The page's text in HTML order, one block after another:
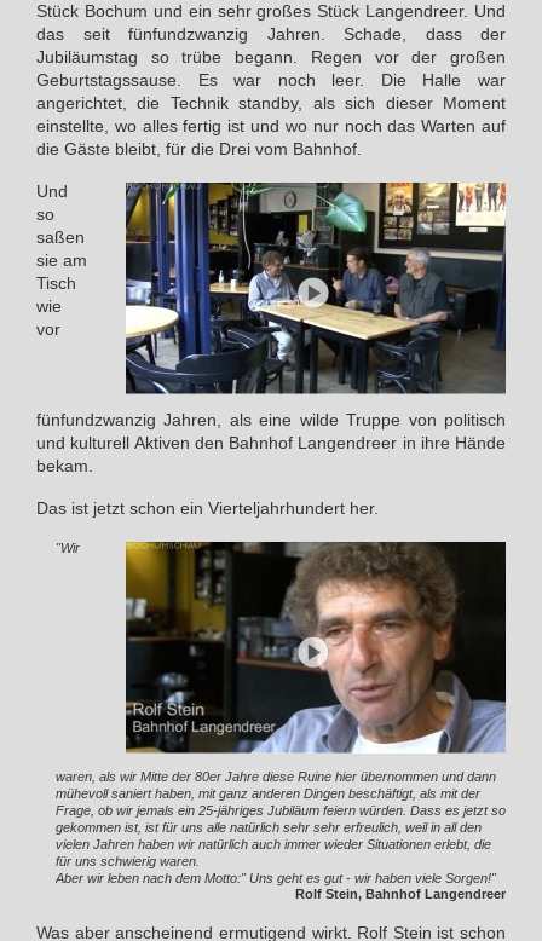
Stück Bochum und ein sehr großes Stück Langendreer. Und
das seit fünfundzwanzig Jahren. Schade, dass der
Jubiläumstag so trübe begann. Regen vor der großen
Geburtstagssause. Es war noch leer. Die Halle war
angerichtet, die Technik standby, als sich dieser Moment
einstellte, wo alles fertig ist und wo nur noch das Warten auf
die Gäste bleibt, für die Drei vom Bahnhof.
Und
so
saßen
sie am
Tisch
wie
vor
fünfundzwanzig Jahren, als eine wilde Truppe von politisch
und kulturell Aktiven den Bahnhof Langendreer in ihre Hände
bekam.
Das ist jetzt schon ein Vierteljahrhundert her.
"Wir
waren, als wir Mitte der 80er Jahre diese Ruine hier übernommen und dann
mühevoll saniert haben, mit ganz anderen Dingen beschäftigt, als mit der
Frage, ob wir jemals ein 25-jähriges Jubiläum feiern würden. Dass es jetzt so
gekommen ist, ist für uns alle natürlich sehr sehr erfreulich, weil in all den
vielen Jahren haben wir natürlich auch immer wieder Situationen erlebt, die
für uns schwierig waren.
Aber wir leben nach dem Motto:" Uns geht es gut - wir haben viele Sorgen!"
Rolf Stein, Bahnhof Langendreer
Was aber anscheinend ermutigend wirkt. Rolf Stein ist schon